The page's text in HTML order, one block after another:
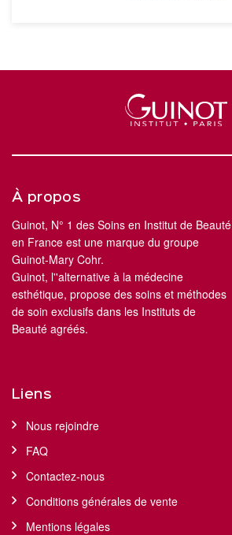
À propos
Guinot, N° 1 des Soins en Institut de Beauté
en France est une marque du groupe
Guinot-Mary Cohr.
Guinot, l''alternative à la médecine
esthétique, propose des soins et méthodes
de soin exclusifs dans les Instituts de
Beauté agréés.
Liens
Nous rejoindre
FAQ
Contactez-nous
Conditions générales de vente
Mentions légales